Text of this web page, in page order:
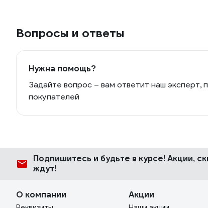
Вопросы и ответы
Нужна помощь?
Задайте вопрос – вам ответит наш эксперт,
покупателей
Подпишитесь и будьте в курсе! Акции,
ждут!
О компании Акции